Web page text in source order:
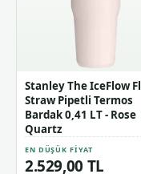
Stanley The IceFlow
Straw Pipetli Termos
Bardak 0,41 LT - Rose
Quartz
EN DÜŞÜK FIYAT
2.529,00 TL